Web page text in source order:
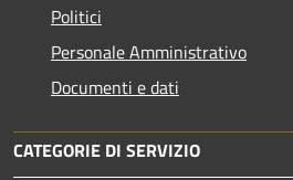
Politici
Personale Amministrativo
Documenti e dati
CATEGORIE DI SERVIZIO